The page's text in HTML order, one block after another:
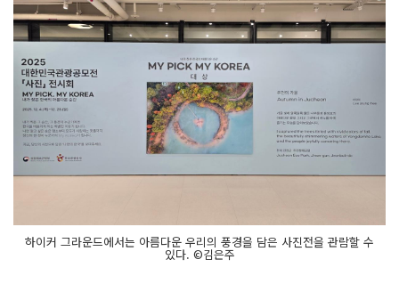
하이커 그라운드에서는 아름다운 우리의 풍경을 담은 사진전을 관람할 수
있다. ©김은주